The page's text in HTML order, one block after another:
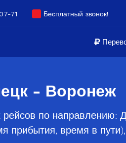
71 Бесплатный звонок!
- Воронеж
по направлению:
прибытия, время в